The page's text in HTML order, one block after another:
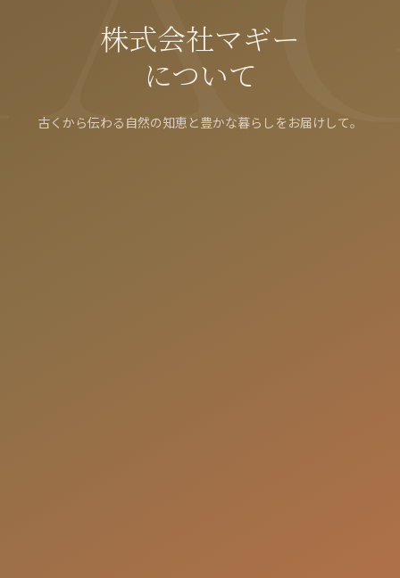
株式会社マギー
について
古くから伝わる自然の知恵と豊かな暮らしをお届けして。